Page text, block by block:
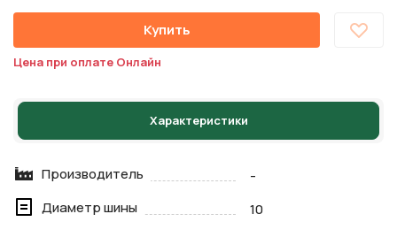
Купить
Цена при оплате Онлайн
Характеристики
Производитель
-
Диаметр шины
10